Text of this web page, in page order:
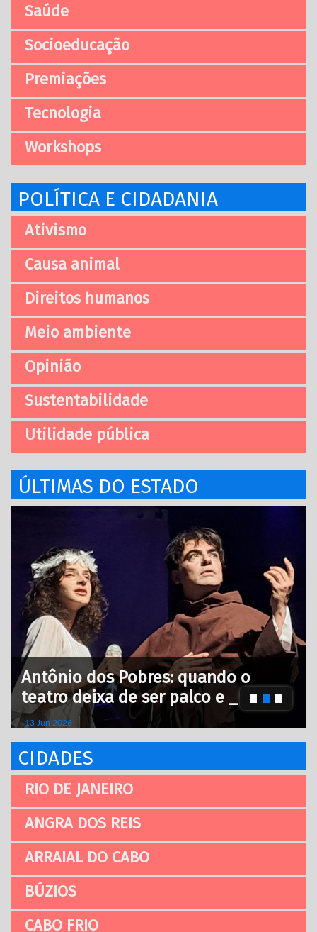
Saúde
Socioeducação
Premiações
Tecnologia
Workshops
POLÍTICA E CIDADANIA
Ativismo
Causa animal
Direitos humanos
Meio ambiente
Opinião
Sustentabilidade
Utilidade pública
ÚLTIMAS DO ESTADO
Antônio dos Pobres: quando o
teatro deixa de ser palco e _
13 Jun 2026
CIDADES
RIO DE JANEIRO
ANGRA DOS REIS
ARRAIAL DO CABO
BÚZIOS
CABO FRIO